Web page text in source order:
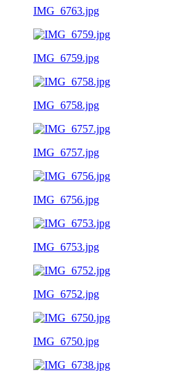
IMG_6763.jpg
IMG_6759.jpg
IMG_6758.jpg
IMG_6757.jpg
IMG_6756.jpg
IMG_6753.jpg
IMG_6752.jpg
IMG_6750.jpg